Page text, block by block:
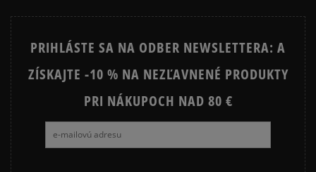
PRIHLÁSTE SA NA ODBER NEWSLETTERA: A
ZÍSKAJTE -10 % NA NEZĽAVNENÉ PRODUKTY
PRI NÁKUPOCH NAD 80 €